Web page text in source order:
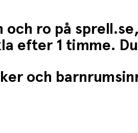
och ro på
efter 1 timme.
och